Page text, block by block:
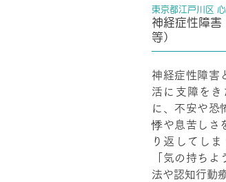
東京都江戸川区
神経症性障害
等）
神経症性障害
活に支障を
に、不安や恐
悸や息苦しさ
り返してし
「気の持ち
法や認知行動